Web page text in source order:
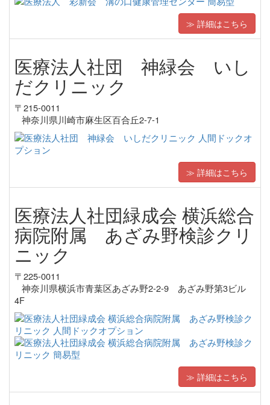
≫ 詳細はこちら
医療法人社団 神緑会 いし
だクリニック
〒215-0011
神奈川県川崎市麻生区百合丘2-7-1
≫ 詳細はこちら
医療法人社団緑成会 横浜総合
病院附属 あざみ野検診クリ
ニック
〒225-0011
神奈川県横浜市青葉区あざみ野2-2-9 あざみ野第3ビル
4F
≫ 詳細はこちら